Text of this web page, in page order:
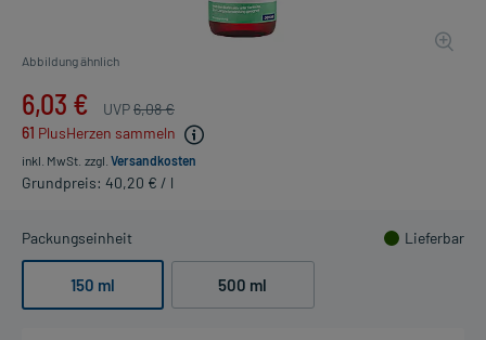
Abbildung ähnlich
6,03 € UVP6,08 €
61 PlusHerzen sammeln
inkl. MwSt. zzgl. Versandkosten
Grundpreis: 40,20 € / l
Packungseinheit Lieferbar
150 ml 500 ml